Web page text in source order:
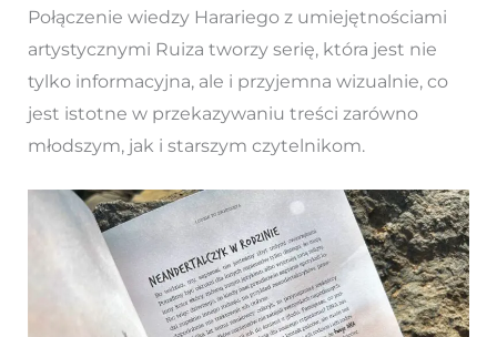
Połączenie wiedzy Harariego z umiejętnościami
artystycznymi Ruiza tworzy serię, która jest nie
tylko informacyjna, ale i przyjemna wizualnie, co
jest istotne w przekazywaniu treści zarówno
młodszym, jak i starszym czytelnikom.